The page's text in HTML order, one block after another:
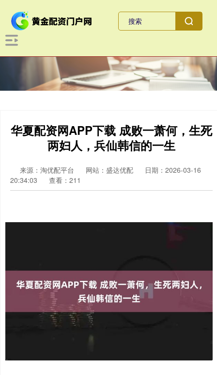
华夏配资网APP下载 成败一萧何，生死
两妇人，兵仙韩信的一生
来源：淘优配平台 网站：盛达优配
日期：2026-03-16
20:34:03
查看：211